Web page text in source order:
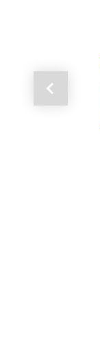
Anterior